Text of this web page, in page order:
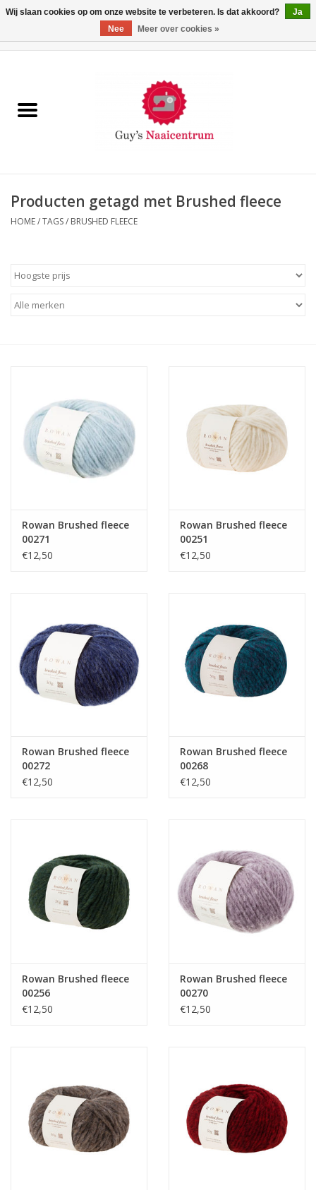
Machines
Paspoppen
Opbergsystemen
Breien en haken
Handwerk
Sale / Coupons
Cadeaubonnen
Guy's blog
Loyalty
Producten getagd met Brushed fleece
HOME/TAGS/ BRUSHED FLEECE
Rowan Brushed fleece
00271
€12,50
Rowan Brushed fleece
00251
€12,50
Rowan Brushed fleece
00272
€12,50
Rowan Brushed fleece
00268
€12,50
Rowan Brushed fleece
00256
€12,50
Rowan Brushed fleece
00270
€12,50
Wij slaan cookies op om onze website te verbeteren. Is dat akkoord?
Ja
Nee
Meer over cookies »